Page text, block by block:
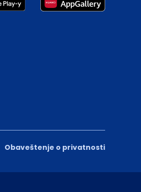
Obaveštenje o privatnosti